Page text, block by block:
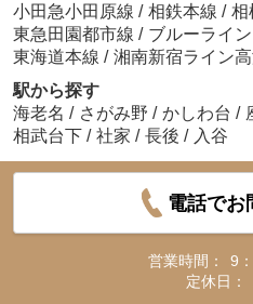
小田急小田原線 / 相鉄本線 / 相
東急田園都市線 / ブルーライン
東海道本線 / 湘南新宿ライン
駅から探す
海老名 / さがみ野 / かしわ台 /
相武台下 / 社家 / 長後 / 入谷
電話でお
営業時間：
9
定休日：